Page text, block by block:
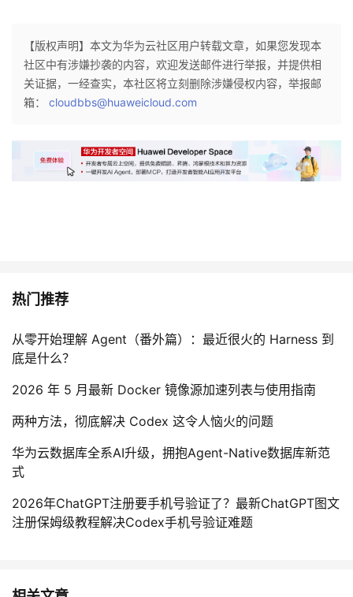
【版权声明】本文为华为云社区用户转载文章，如果您发现本
社区中有涉嫌抄袭的内容，欢迎发送邮件进行举报，并提供相
关证据，一经查实，本社区将立刻删除涉嫌侵权内容，举报邮
箱： cloudbbs@huaweicloud.com
热门推荐
从零开始理解 Agent（番外篇）：最近很火的 Harness 到
底是什么？
2026 年 5 月最新 Docker 镜像源加速列表与使用指南
两种方法，彻底解决 Codex 这令人恼火的问题
华为云数据库全系AI升级，拥抱Agent-Native数据库新范
式
2026年ChatGPT注册要手机号验证了？最新ChatGPT图文
注册保姆级教程解决Codex手机号验证难题